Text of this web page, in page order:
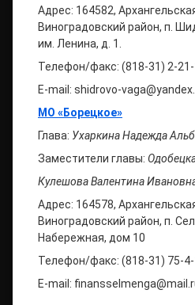
Адрес: 164582,
Виноградовский район, п.
им. Ленина, д. 1.
Телефон/факс: (818-31) 2-
E-mail: shidrovo-
МО «Борецкое»
Глава: Ухаркина Надежда
Заместители главы:
Кулешова Валентина
Адрес: 164578,
Виноградовский район, п.
Набережная, дом 10
Телефон/факс: (818-31) 75-
E-mail: